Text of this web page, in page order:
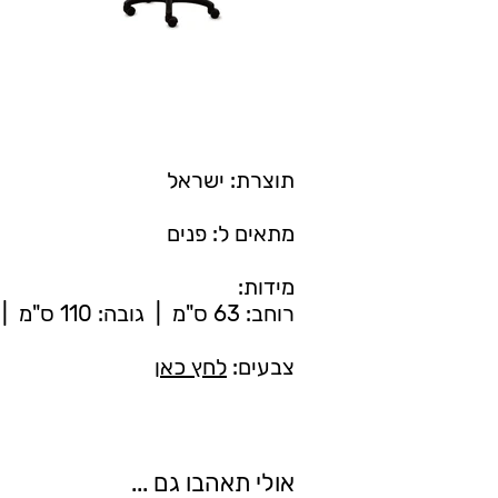
תוצרת: ישראל
מתאים ל: פנים
מידות:
רוחב: 63 ס"מ | גובה: 110 ס"מ | עומק: 60 ס"מ
צבעים: לחץ כאן
אולי תאהבו גם ...